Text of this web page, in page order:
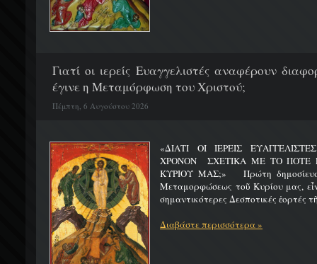
Γιατί οι ιερείς Ευαγγελιστές αναφέρουν
έγινε η Μεταμόρφωση του Χριστού;
Πέμπτη, 6 Αυγούστου 2026
«ΔΙΑΤΙ ΟΙ ΙΕΡΕΙΣ
ΧΡΟΝΟΝ ΣΧΕΤΙΚΑ ΜΕ ΤΟ ΠΟΤΕ
ΚΥΡΙΟΥ ΜΑΣ;» Πρώτη
Μεταμορφώσεως τοῦ Κυρίου μας,
σημαντικότερες Δεσποτικές ἑορτές
Διαβάστε περισσότερα »